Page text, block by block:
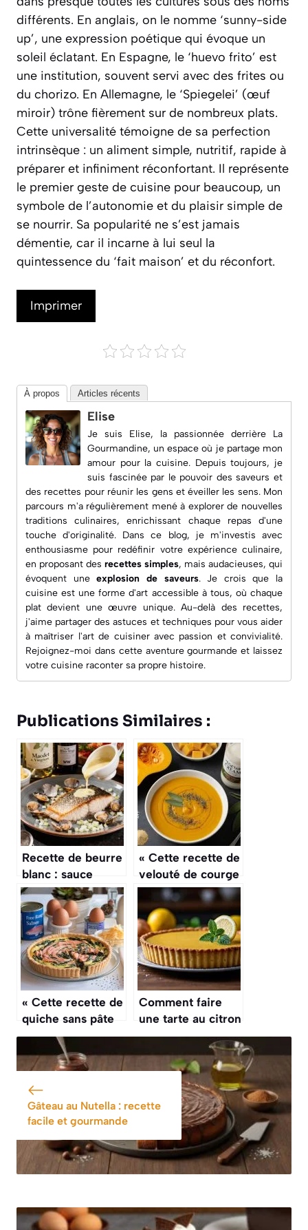
différents. En anglais, on le nomme ‘sunny-side
up’, une expression poétique qui évoque un
soleil éclatant. En Espagne, le ‘huevo frito’ est
une institution, souvent servi avec des frites ou
du chorizo. En Allemagne, le ‘Spiegelei’ (œuf
miroir) trône fièrement sur de nombreux plats.
Cette universalité témoigne de sa perfection
intrinsèque : un aliment simple, nutritif, rapide à
préparer et infiniment réconfortant. Il représente
le premier geste de cuisine pour beaucoup, un
symbole de l’autonomie et du plaisir simple de
se nourrir. Sa popularité ne s’est jamais
démentie, car il incarne à lui seul la
quintessence du ‘fait maison’ et du réconfort.
Imprimer
À propos Articles récents
Elise
Je suis Elise, la passionnée derrière La
Gourmandine, un espace où je partage mon
amour pour la cuisine. Depuis toujours, je
suis fascinée par le pouvoir des saveurs et
des recettes pour réunir les gens et éveiller les sens. Mon
parcours m'a régulièrement mené à explorer de nouvelles
traditions culinaires, enrichissant chaque repas d'une
touche d'originalité. Dans ce blog, je m'investis avec
enthousiasme pour redéfinir votre expérience culinaire,
en proposant des recettes simples, mais audacieuses, qui
évoquent uneexplosion de saveurs. Je crois que la
cuisine est une forme d'art accessible à tous, où chaque
plat devient une œuvre unique. Au-delà des recettes,
j'aime partager des astuces et techniques pour vous aider
à maîtriser l'art de cuisiner avec passion et convivialité.
Rejoignez-moi dans cette aventure gourmande et laissez
votre cuisine raconter sa propre histoire.
Publications Similaires :
Recette de beurre
blanc : sauce
parfaite pour
poissons et fruits
de mer
« Cette recette de
velouté de courge
butternut à la
sauge est d’une
finesse, parfaite
pour une entrée
chic »
« Cette recette de
quiche sans pâte
aux épinards et au
saumon est
parfaite pour un
dîner léger et
rapide »
Comment faire
une tarte au citron
parfaite : astuces
et recette facile
Gâteau au Nutella : recette
facile et gourmande